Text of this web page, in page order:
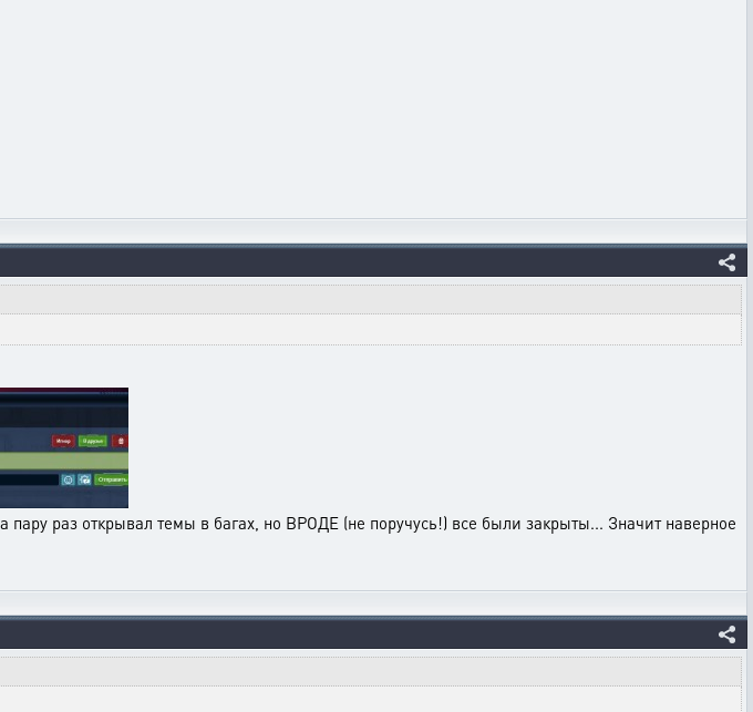
пару раз открывал темы в багах, но ВРОДЕ (не поручусь!) все были закрыты... Значит наверное